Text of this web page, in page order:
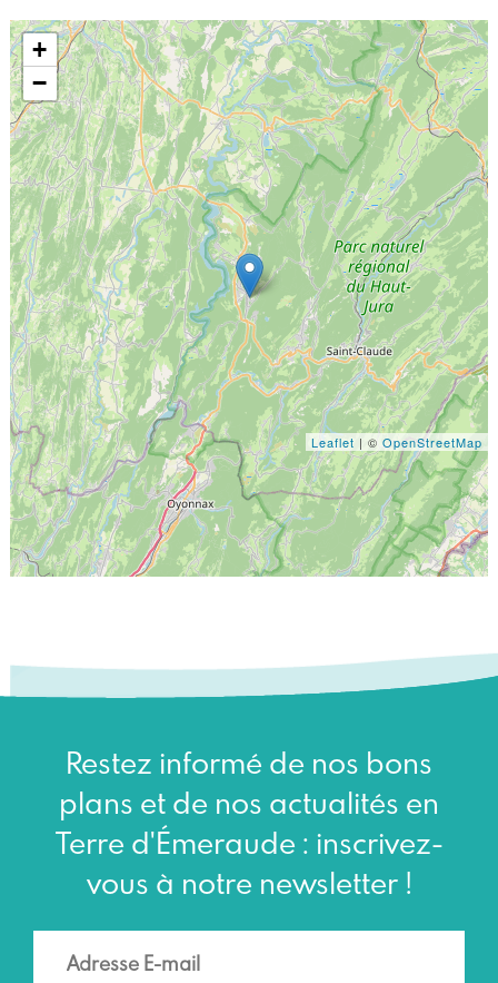
+
−
Leaflet | ©OpenStreetMap
Restez informé de nos bons
plans et de nos actualités en
Terre d'Émeraude : inscrivez-
vous à notre newsletter !